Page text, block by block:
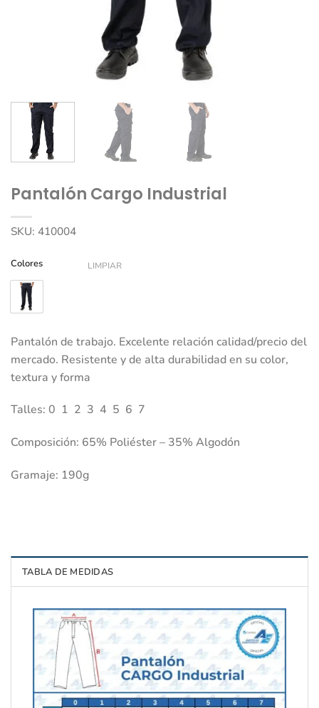
Pantalón Cargo Industrial
SKU: 410004
Colores LIMPIAR
Pantalón de trabajo. Excelente relación calidad/precio del
mercado. Resistente y de alta durabilidad en su color,
textura y forma
Talles: 0 1 2 3 4 5 6 7
Composición: 65% Poliéster – 35% Algodón
Gramaje: 190g
TABLA DE MEDIDAS